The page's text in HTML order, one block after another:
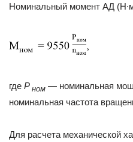
Номинальный момент АД
где P ном — номинальная
номинальная частота
Для расчета механической